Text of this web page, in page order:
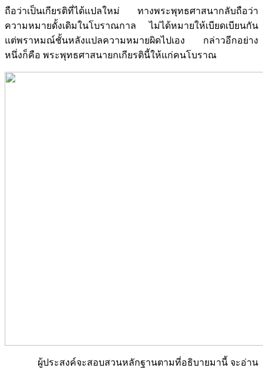
ถือว่าเป็นเกียรติที่ได้แปลใหม่ ทางพระพุทธศาสนากลับถือว่า
ความหมายดั้งเดิมในโบราณกาล ไม่ได้หมายให้เบียดเบียนกัน
แต่พราหมณ์ชั้นหลังแปลความหมายผิดไปเอง กล่าวอีกอย่าง
หนึ่งก็คือ พระพุทธศาสนายกเกียรตินี้ให้แก่คนโบราณ
ผู้ประสงค์จะสอบสวนหลักฐานตามที่อธิบายมานี้ จะอ่าน